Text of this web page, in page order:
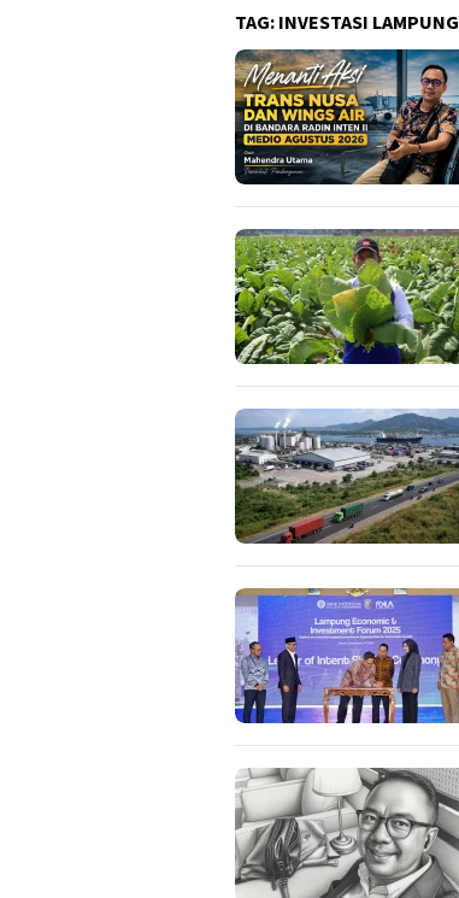
TAG: INVESTASI LAMPUNG